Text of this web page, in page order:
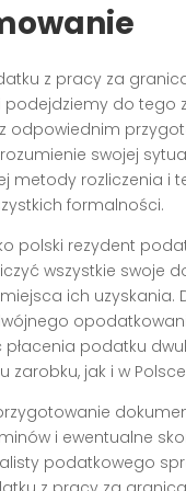
z pracy za
podejdziemy do tego
odpowiednim
swojej
metody rozliczenia i
formalności.
polski rezydent
wszystkie swoje
ich uzyskania.
płacenia podatku
zarobku, jak i w
i ewentualne
podatkowego